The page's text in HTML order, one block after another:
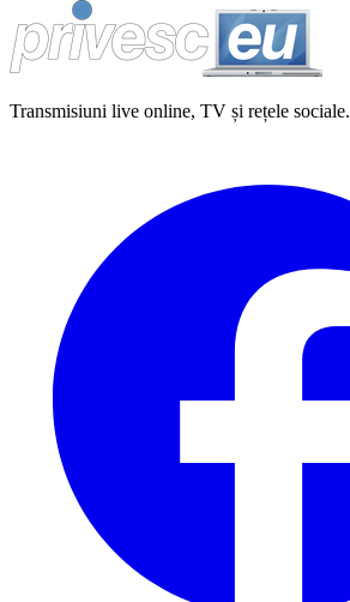
Transmisiuni live online, TV și rețele sociale.